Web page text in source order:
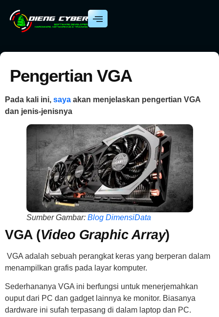
Pengertian VGA
Pada kali ini, saya akan menjelaskan pengertian VGA
dan jenis-jenisnya
Sumber Gambar:Blog DimensiData
VGA (Video Graphic Array)
VGA adalah sebuah perangkat keras yang berperan dalam
menampilkan grafis pada layar komputer.
Sederhananya VGA ini berfungsi untuk menerjemahkan
ouput dari PC dan gadget lainnya ke monitor. Biasanya
dardware ini sufah terpasang di dalam laptop dan PC.